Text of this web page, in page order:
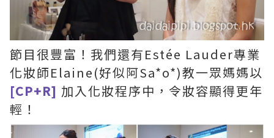
節目很豐富！我們還有Estée Lauder專業
化妝師Elaine(好似阿Sa*o*)教一眾媽媽以
[CP+R] 加入化妝程序中，令妝容顯得更年
輕！